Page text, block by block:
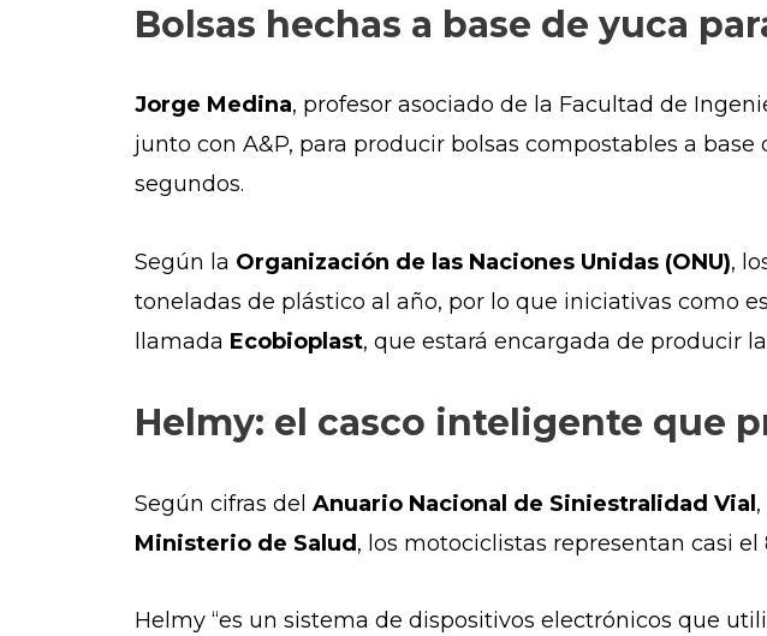
Bolsas hechas a base de yuca
Jorge Medina, profesor asociado de la Facultad de
junto con A&P, para producir bolsas compostables a
segundos.
Según la Organización de las Naciones Unidas (ONU),
toneladas de plástico al año, por lo que iniciativas como
llamada Ecobioplast, que estará encargada de producir
Helmy: el casco inteligente que
Según cifras del Anuario Nacional de Siniestralidad Vial
Ministerio de Salud, los motociclistas representan casi
Helmy “es un sistema de dispositivos electrónicos que